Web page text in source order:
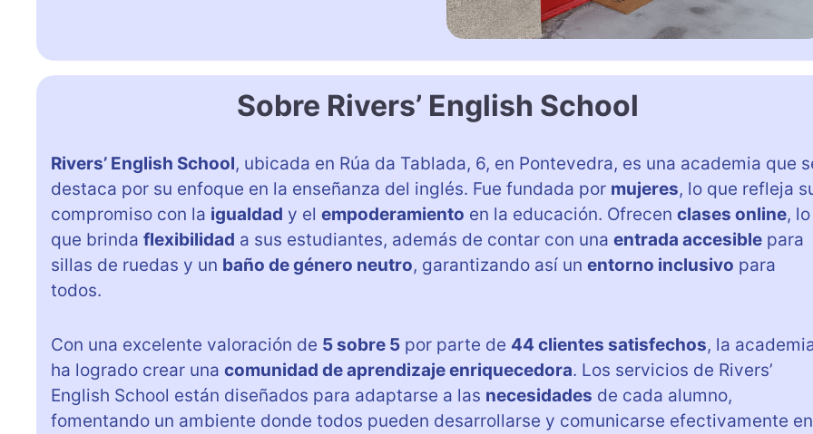
Sobre Rivers’ English School
Rivers’ English School, ubicada en Rúa da Tablada, 6, en Pontevedra, es una academia que
destaca por su enfoque en la enseñanza del inglés. Fue fundada por mujeres, lo que refleja
compromiso con la igualdad y el empoderamiento en la educación. Ofrecen clases online, lo
que brinda flexibilidad a sus estudiantes, además de contar con una entrada accesible para
sillas de ruedas y un baño de género neutro, garantizando así un entorno inclusivo para
todos.
Con una excelente valoración de 5 sobre 5 por parte de 44 clientes satisfechos, la
ha logrado crear una comunidad de aprendizaje enriquecedora. Los servicios de Rivers’
English School están diseñados para adaptarse a las necesidades de cada alumno,
fomentando un ambiente donde todos pueden desarrollarse y comunicarse efectivamente en